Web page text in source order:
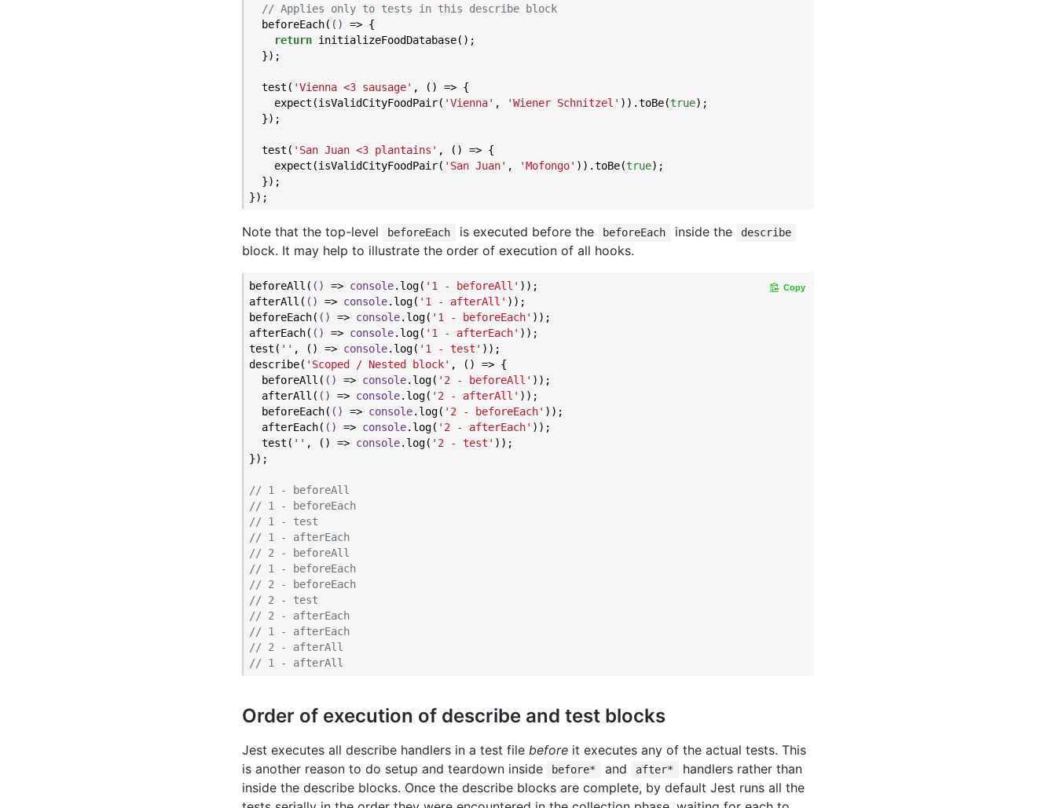
// Applies only to tests in this describe block
  beforeEach(
() => {
return initializeFoodDatabase();
  });
  test(
'Vienna <3 sausage' , () => {
    expect(isValidCityFoodPair(
'Vienna' , 'Wiener Schnitzel' )).toBe(true);
  });
  test(
'San Juan <3 plantains' , () => {
    expect(isValidCityFoodPair(
'San Juan' , 'Mofongo' )).toBe(true);
  });
Note that the top-level beforeEach is executed before the beforeEach inside the describe
block. It may help to illustrate the order of execution of all hooks.
beforeAll( () => console.log( '1 - beforeAll' ));
afterAll( () => console.log( '1 - afterAll' ));
beforeEach( () => console.log( '1 - beforeEach' ));
afterEach( () => console.log( '1 - afterEach' ));
test( '' , () => console.log( '1 - test' ));
describe( 'Scoped / Nested block' , () => {
  beforeAll(
() => console.log( '2 - beforeAll' ));
  afterAll(
() => console.log( '2 - afterAll' ));
  beforeEach(
() => console.log( '2 - beforeEach' ));
  afterEach(
() => console.log( '2 - afterEach' ));
  test(
'' , () => console.log( '2 - test' ));
});
// 1 - beforeAll
// 1 - beforeEach
// 1 - test
// 1 - afterEach
// 2 - beforeAll
// 1 - beforeEach
// 2 - beforeEach
// 2 - test
// 2 - afterEach
// 1 - afterEach
// 2 - afterAll
// 1 - afterAll
Copy
Order of execution of describe and test blocks
Jest executes all describe handlers in a test file before it executes any of the actual tests. This
is another reason to do setup and teardown inside
before* and after*
handlers rather than
inside the describe blocks. Once the describe blocks are complete, by default Jest runs all the